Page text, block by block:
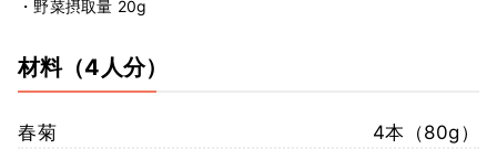
・野菜摂取量 20g
材料（4人分）
春菊
4本（80g）